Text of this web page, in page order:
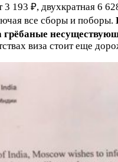
193 ₽, двухкратная 6
все сборы и поборы.
грёбаные
виза стоит еще